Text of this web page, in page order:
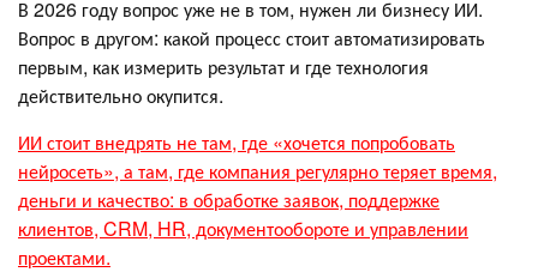
В 2026 году вопрос уже не в том, нужен ли бизнесу ИИ.
Вопрос в другом: какой процесс стоит автоматизировать
первым, как измерить результат и где технология
действительно окупится.
ИИ стоит внедрять не там, где «хочется попробовать
нейросеть», а там, где компания регулярно теряет время,
деньги и качество: в обработке заявок, поддержке
клиентов, CRM, HR, документообороте и управлении
проектами.